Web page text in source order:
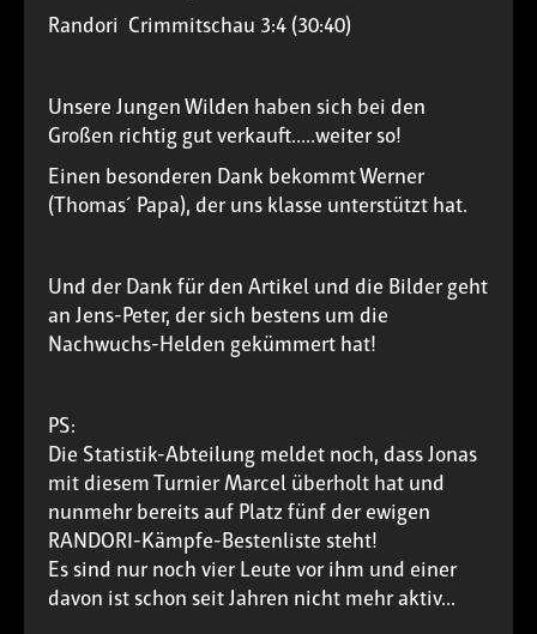
Randori  Crimmitschau 3:4 (30:40)
Unsere Jungen Wilden haben sich bei den
Großen richtig gut verkauft.....weiter so!
Einen besonderen Dank bekommt Werner
(Thomas´ Papa), der uns klasse unterstützt hat.
Und der Dank für den Artikel und die Bilder geht
an Jens-Peter, der sich bestens um die
Nachwuchs-Helden gekümmert hat!
PS:
Die Statistik-Abteilung meldet noch, dass Jonas
mit diesem Turnier Marcel überholt hat und
nunmehr bereits auf Platz fünf der ewigen
RANDORI-Kämpfe-Bestenliste steht!
Es sind nur noch vier Leute vor ihm und einer
davon ist schon seit Jahren nicht mehr aktiv...